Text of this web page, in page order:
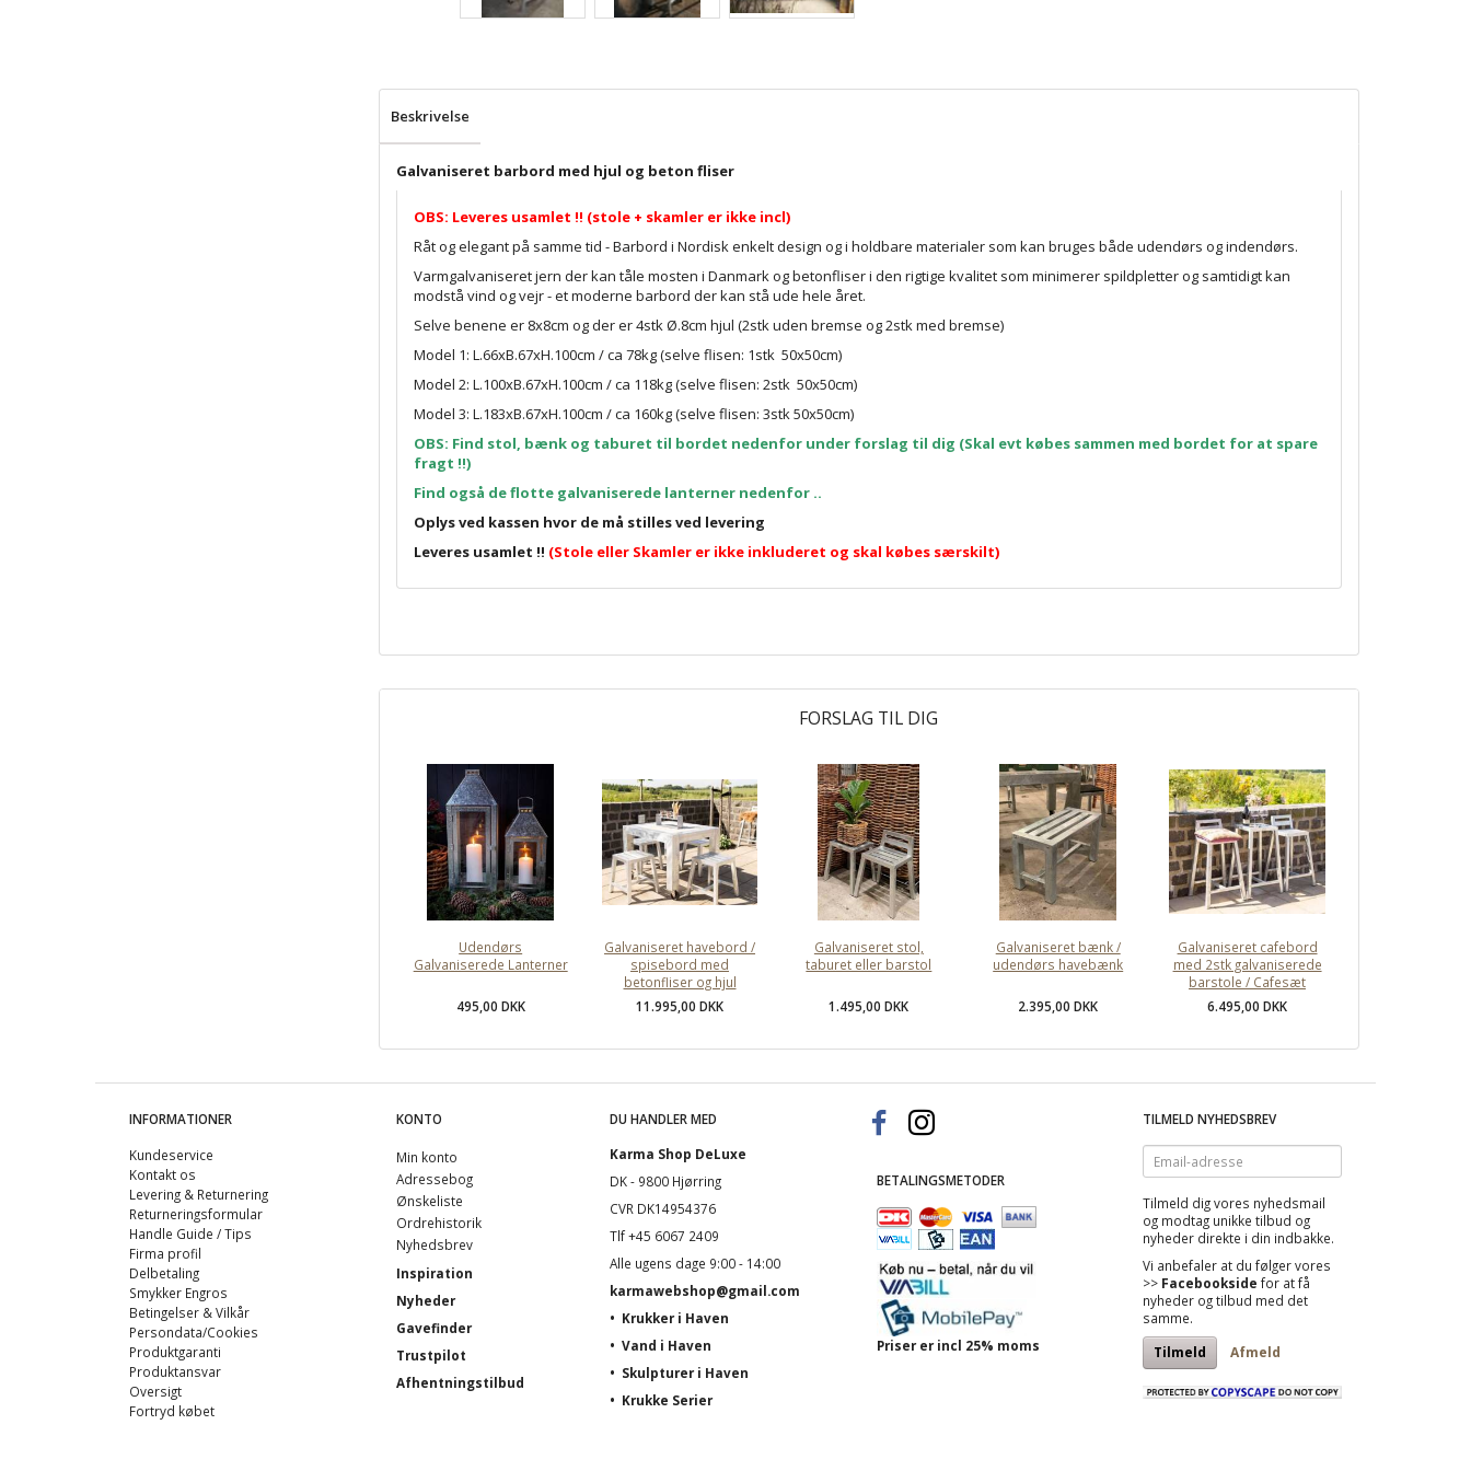
Beskrivelse
Galvaniseret barbord med hjul og beton fliser
OBS: Leveres usamlet !! (stole + skamler er ikke incl)
Råt og elegant på samme tid - Barbord i Nordisk enkelt design og i holdbare materialer som kan bruges både udendørs og indendørs.
Varmgalvaniseret jern der kan tåle mosten i Danmark og betonfliser i den rigtige kvalitet som minimerer spildpletter og samtidigt kan
modstå vind og vejr - et moderne barbord der kan stå ude hele året.
Selve benene er 8x8cm og der er 4stk Ø.8cm hjul (2stk uden bremse og 2stk med bremse)
Model 1: L.66xB.67xH.100cm / ca 78kg (selve flisen: 1stk 50x50cm)
Model 2: L.100xB.67xH.100cm / ca 118kg (selve flisen: 2stk 50x50cm)
Model 3: L.183xB.67xH.100cm / ca 160kg (selve flisen: 3stk 50x50cm)
OBS: Find stol, bænk og taburet til bordet nedenfor under forslag til dig (Skal evt købes sammen med bordet for at spare
fragt !!)
Find også de flotte galvaniserede lanterner nedenfor ..
Oplys ved kassen hvor de må stilles ved levering
Leveres usamlet !! (Stole eller Skamler er ikke inkluderet og skal købes særskilt)
FORSLAG TIL DIG
Udendørs
Galvaniserede Lanterner
495,00 DKK
Galvaniseret havebord /
spisebord med
betonfliser og hjul
11.995,00 DKK
Galvaniseret stol,
taburet eller barstol
1.495,00 DKK
Galvaniseret bænk /
udendørs havebænk
2.395,00 DKK
Galvaniseret cafebord
med 2stk galvaniserede
barstole / Cafesæt
6.495,00 DKK
INFORMATIONER
Kundeservice
Kontakt os
Levering & Returnering
Returneringsformular
Handle Guide / Tips
Firma profil
Delbetaling
Smykker Engros
Betingelser & Vilkår
Persondata/Cookies
Produktgaranti
Produktansvar
Oversigt
Fortryd købet
KONTO
Min konto
Adressebog
Ønskeliste
Ordrehistorik
Nyhedsbrev
Inspiration
Nyheder
Gavefinder
Trustpilot
Afhentningstilbud
DU HANDLER MED
Karma Shop DeLuxe
DK - 9800 Hjørring
CVR DK14954376
Tlf +45 6067 2409
Alle ugens dage 9:00 - 14:00
karmawebshop@gmail.com
• Krukker i Haven
• Vand i Haven
• Skulpturer i Haven
• Krukke Serier
BETALINGSMETODER
Priser er incl 25% moms
TILMELD NYHEDSBREV
Email-
adresse
Tilmeld dig vores nyhedsmail
og modtag unikke tilbud og
nyheder direkte i din indbakke.
Vi anbefaler at du følger vores
>> Facebookside for at få
nyheder og tilbud med det
samme.
Tilmeld Afmeld